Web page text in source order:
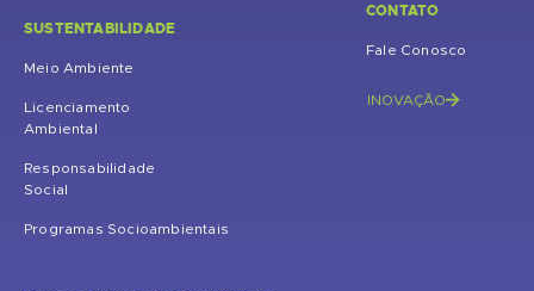
SUSTENTABILIDADE
Meio Ambiente
Licenciamento
Ambiental
Responsabilidade
Social
Programas Socioambientais
CONTATO
Fale Conosco
INOVAÇÃO